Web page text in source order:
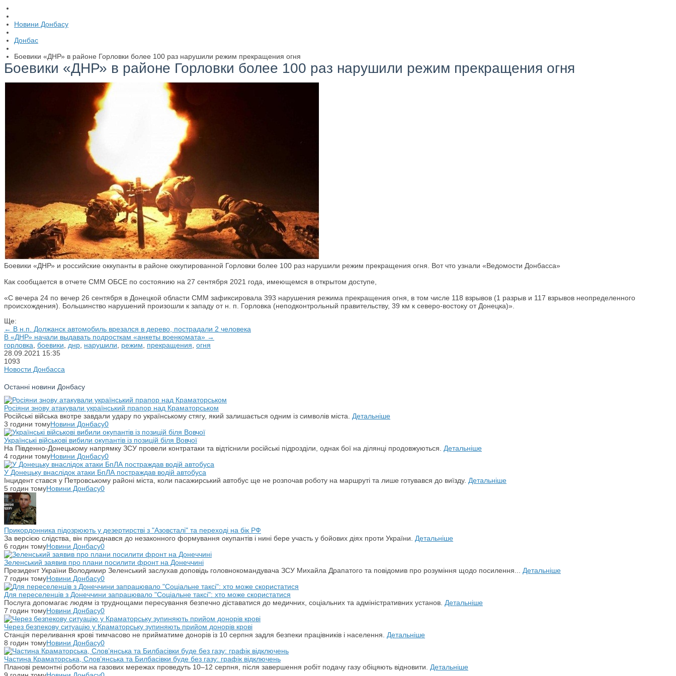
Новини Донбасу
Донбас
Боевики «ДНР» в районе Горловки более 100 раз нарушили режим прекращения огня
Боевики «ДНР» в районе Горловки более 100 раз нарушили режим прекращения огня
Боевики «ДНР» и российские оккупанты в районе оккупированной Горловки более 100 раз нарушили режим прекращения огня. Вот что узнали «Ведомости Донбасса»
Как сообщается в отчете СММ ОБСЕ по состоянию на 27 сентября 2021 года, имеющемся в открытом доступе,
«С вечера 24 по вечер 26 сентября в Донецкой области СММ зафиксировала 393 нарушения режима прекращения огня, в том числе 118 взрывов (1 разрыв и 117 взрывов неопределенного
происхождения). Большинство нарушений произошли к западу от н. п. Горловка (неподконтрольный правительству, 39 км к северо-востоку от Донецка)».
Ще:
← В н.п. Должанск автомобиль врезался в дерево, пострадали 2 человека
В «ДНР» начали выдавать подросткам «анкеты военкомата» →
горловка боевики днр нарушили режим прекращения огня
28.09.2021 15:35
1093
Новости Донбасса
Останні новини Донбасу
Росіяни знову атакували український прапор над Краматорськом
Російські війська вкотре завдали удару по українському стягу, який залишається одним із символів міста. Детальніше
3 години томуНовини Донбасу0
Українські військові вибили окупантів із позицій біля Вовчої
На Південно-Донецькому напрямку ЗСУ провели контратаки та відтіснили російські підрозділи, однак бої на ділянці продовжуються. Детальніше
4 години томуНовини Донбасу0
У Донецьку внаслідок атаки БпЛА постраждав водій автобуса
Інцидент стався у Петровському районі міста, коли пасажирський автобус ще не розпочав роботу на маршруті та лише готувався до виїзду. Детальніше
5 годин томуНовини Донбасу0
Прикордонника підозрюють у дезертирстві з "Азовсталі" та переході на бік РФ
За версією слідства, він приєднався до незаконного формування окупантів і нині бере участь у бойових діях проти України. Детальніше
6 годин томуНовини Донбасу0
Зеленський заявив про плани посилити фронт на Донеччині
Президент України Володимир Зеленський заслухав доповідь головнокомандувача ЗСУ Михайла Драпатого та повідомив про розуміння щодо посилення... Детальніше
7 годин томуНовини Донбасу0
Для переселенців з Донеччини запрацювало "Соціальне таксі": хто може скористатися
Послуга допомагає людям із труднощами пересування безпечно діставатися до медичних, соціальних та адміністративних установ. Детальніше
7 годин томуНовини Донбасу0
Через безпекову ситуацію у Краматорську зупиняють прийом донорів крові
Станція переливання крові тимчасово не прийматиме донорів із 10 серпня задля безпеки працівників і населення. Детальніше
8 годин томуНовини Донбасу0
Частина Краматорська, Слов’янська та Билбасівки буде без газу: графік відключень
Планові ремонтні роботи на газових мережах проведуть 10–12 серпня, після завершення робіт подачу газу обіцяють відновити. Детальніше